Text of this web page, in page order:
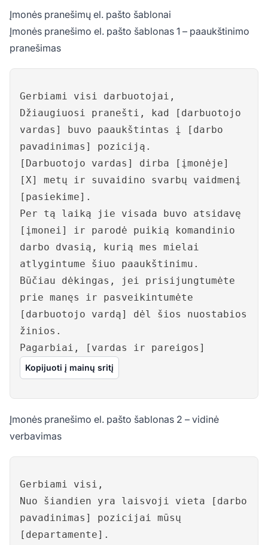
Įmonės pranešimų el. pašto šablonai
Įmonės pranešimo el. pašto šablonas 1 – paaukštinimo
pranešimas
Gerbiami visi darbuotojai,
Džiaugiuosi pranešti, kad [darbuotojo
vardas] buvo paaukštintas į [darbo
pavadinimas] poziciją.
[Darbuotojo vardas] dirba [įmonėje]
[X] metų ir suvaidino svarbų vaidmenį
[pasiekime].
Per tą laiką jie visada buvo atsidavę
[įmonei] ir parodė puikią komandinio
darbo dvasią, kurią mes mielai
atlygintume šiuo paaukštinimu.
Būčiau dėkingas, jei prisijungtumėte
prie manęs ir pasveikintumėte
[darbuotojo vardą] dėl šios nuostabios
žinios.
Pagarbiai, [vardas ir pareigos]
Kopijuoti į mainų sritį
Įmonės pranešimo el. pašto šablonas 2 – vidinė
verbavimas
Gerbiami visi,
Nuo šiandien yra laisvoji vieta [darbo
pavadinimas] pozicijai mūsų
[departamente].